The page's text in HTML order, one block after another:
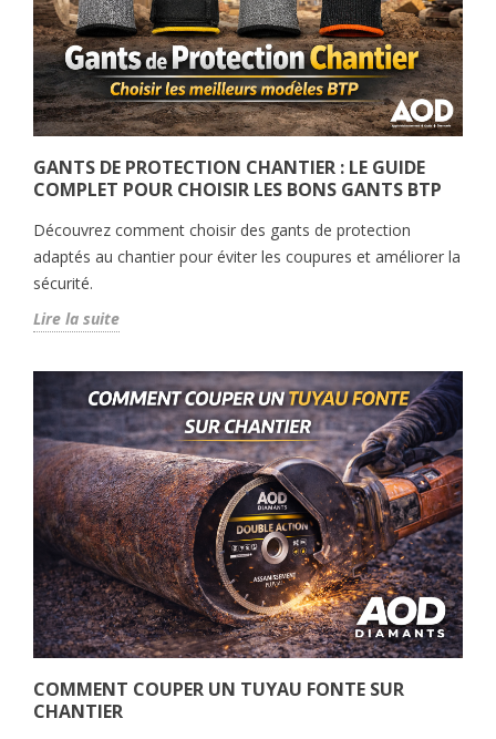
GANTS DE PROTECTION CHANTIER : LE GUIDE
COMPLET POUR CHOISIR LES BONS GANTS BTP
Découvrez comment choisir des gants de protection
adaptés au chantier pour éviter les coupures et améliorer la
sécurité.
Lire la suite
COMMENT COUPER UN TUYAU FONTE SUR
CHANTIER